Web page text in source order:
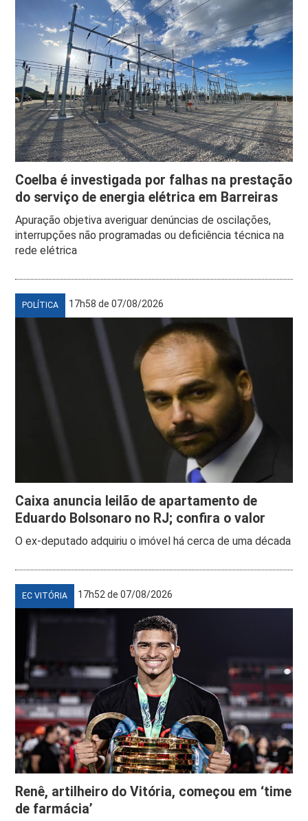
Coelba é investigada por falhas na prestação
do serviço de energia elétrica em Barreiras
Apuração objetiva averiguar denúncias de oscilações,
interrupções não programadas ou deficiência técnica na
rede elétrica
POLÍTICA 17h58 de 07/08/2026
Caixa anuncia leilão de apartamento de
Eduardo Bolsonaro no RJ; confira o valor
O ex-deputado adquiriu o imóvel há cerca de uma década
EC VITÓRIA 17h52 de 07/08/2026
Renê, artilheiro do Vitória, começou em ‘time
de farmácia’